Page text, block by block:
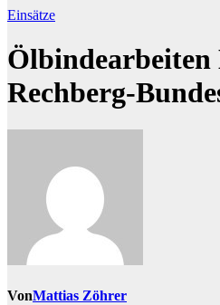
Einsätze
Ölbindearbeiten
Rechberg-
VonMattias Zöhrer